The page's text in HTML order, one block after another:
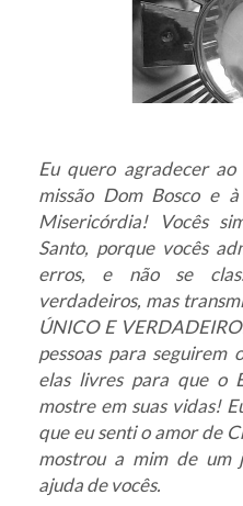
Eu quero agradecer
missão Dom Bosco e
Misericórdia! Vocês
Santo, porque vocês
erros, e não se
verdadeiros, mas
ÚNICO E
pessoas para seguirem
elas livres para que o
mostre em suas vidas!
que eu senti o amor de
mostrou a mim de um
ajuda de vocês.